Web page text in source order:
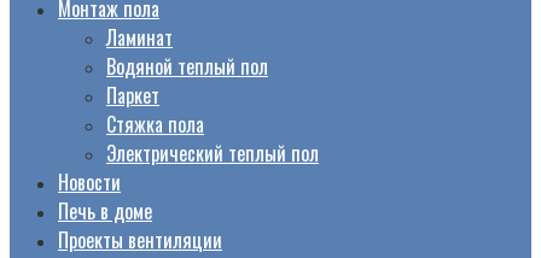
Монтаж пола
Ламинат
Водяной теплый пол
Паркет
Стяжка пола
Электрический теплый пол
Новости
Печь в доме
Проекты вентиляции